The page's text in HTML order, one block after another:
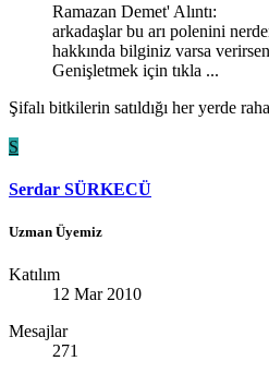
Ramazan Demet' Alıntı:
arkadaşlar bu arı polenini
hakkında bilginiz varsa
Genişletmek için tıkla ...
Şifalı bitkilerin satıldığı her yerde
S
Serdar SÜRKECÜ
Uzman Üyemiz
Katılım
12 Mar 2010
Mesajlar
271